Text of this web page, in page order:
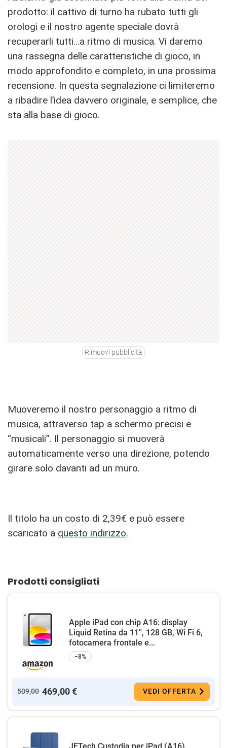
prodotto: il cattivo di turno ha rubato tutti gli
orologi e il nostro agente speciale dovrà
recuperarli tutti…a ritmo di musica. Vi daremo
una rassegna delle caratteristiche di gioco, in
modo approfondito e completo, in una prossima
recensione. In questa segnalazione ci limiteremo
a ribadire l’idea davvero originale, e semplice, che
sta alla base di gioco.
Rimuovi pubblicità
Muoveremo il nostro personaggio a ritmo di
musica, attraverso tap a schermo precisi e
“musicali”. Il personaggio si muoverà
automaticamente verso una direzione, potendo
girare solo davanti ad un muro.
Il titolo ha un costo di 2,39€ e può essere
scaricato a questo indirizzo.
Prodotti consigliati
Apple iPad con chip A16: display
Liquid Retina da 11'', 128 GB, Wi Fi 6,
fotocamera frontale e...
−8%
509,00 469,00 € VEDI OFFERTA
JETech Custodia per iPad (A16)